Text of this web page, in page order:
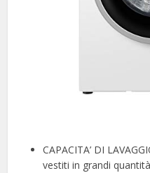
CAPACITA’ DI
vestiti in grandi